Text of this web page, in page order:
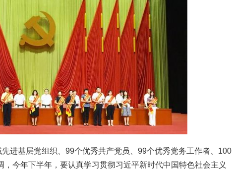
进基层党组织、99个优秀共产党员、99个优秀党务工作者、100
，今年下半年，要认真学习贯彻习近平新时代中国特色社会主义